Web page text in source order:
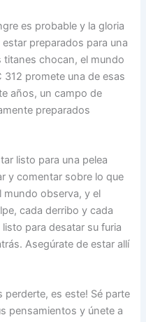
es probable y la gloria
preparados para una
titanes chocan, el mundo
promete una de esas
años, un campo de
preparados
listo para una pelea
y comentar sobre lo que
mundo observa, y el
cada derribo y cada
para desatar su furia
Asegúrate de estar allí
perderte, es este! Sé parte
pensamientos y únete a